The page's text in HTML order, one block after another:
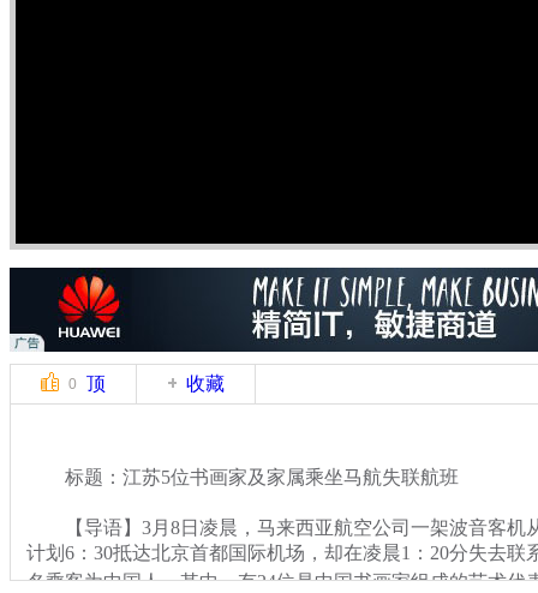
0 顶 收藏
标题：江苏5位书画家及家属乘坐马航失联航班
【导语】3月8日凌晨，马来西亚航空公司一架波音客机
计划6：30抵达北京首都国际机场，却在凌晨1：20分失去联
名乘客为中国人。其中，有24位是中国书画家组成的艺术代